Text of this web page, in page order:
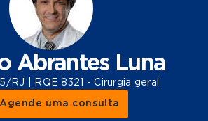
Abrantes Luna
RJ | RQE 8321 - Cirurgia geral
Agende uma consulta